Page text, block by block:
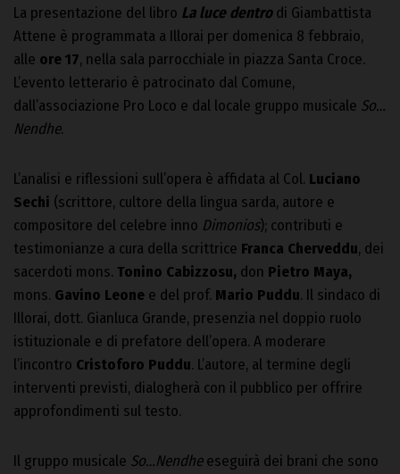
La presentazione del libro La luce dentrodi Giambattista
Attene è programmata a Illorai per domenica 8 febbraio,
alle ore 17, nella sala parrocchiale in piazza Santa Croce.
L’evento letterario è patrocinato dal Comune,
dall’associazione Pro Loco e dal locale gruppo musicale So…
Nendhe.
L’analisi e riflessioni sull’opera è affidata al Col. Luciano
Sechi (scrittore, cultore della lingua sarda, autore e
compositore del celebre inno Dimonios); contributi e
testimonianze a cura della scrittrice Franca Cherveddu, dei
sacerdoti mons. Tonino Cabizzosu, don Pietro Maya,
mons. Gavino Leone e del prof. Mario Puddu. Il sindaco di
Illorai, dott. Gianluca Grande, presenzia nel doppio ruolo
istituzionale e di prefatore dell’opera. A moderare
l’incontro Cristoforo Puddu. L’autore, al termine degli
interventi previsti, dialogherà con il pubblico per offrire
approfondimenti sul testo.
Il gruppo musicale So…Nendheeseguirà dei brani che sono